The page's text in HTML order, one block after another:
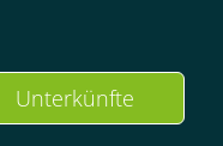
Unterkünfte